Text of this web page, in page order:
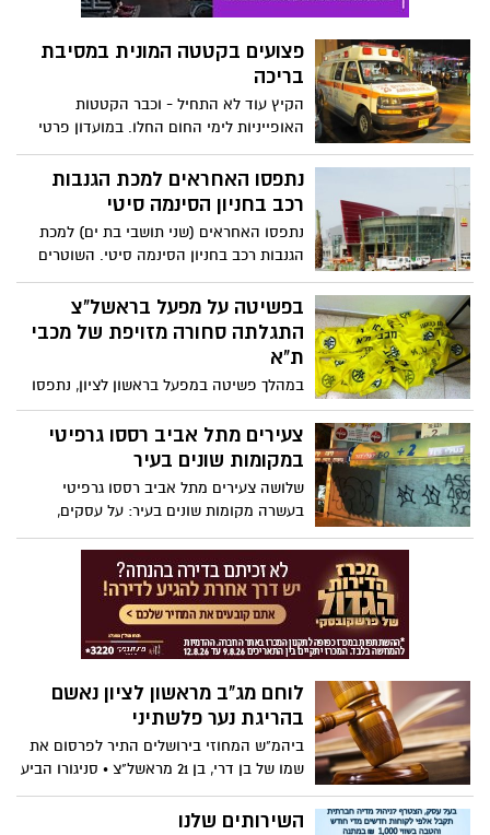
פצועים בקטטה המונית במסיבת
בריכה
הקיץ עוד לא התחיל - וכבר הקטטות
האופייניות לימי החום החלו. במועדון פרטי
בראשון לציון מסיבת בריכה הידרדרה לקטטה
אלימה והמונית, בה המאבטחים לא הצליחו
להתגבר על הנצים.
נתפסו האחראים למכת הגנבות
רכב בחניון הסינמה סיטי
נתפסו האחראים (שני תושבי בת ים) למכת
הגנבות רכב בחניון הסינמה סיטי. השוטרים
טמנו לשניים מארב ותפסו אותם בשעת
מעשה.
בפשיטה על מפעל בראשל"צ
התגלתה סחורה מזויפת של מכבי
ת"א
במהלך פשיטה במפעל בראשון לציון, נתפסו
והוחרמו מאות חולצות וצעיפים בשווי עשרות
אלפי שקלים וכן גלופות שנועדו לייצור.
המשטרה עיכבה לחקירה שלושה מבעלי
צעירים מתל אביב רססו גרפיטי
במקומות שונים בעיר
שלושה צעירים מתל אביב רססו גרפיטי
בעשרה מקומות שונים בעיר: על עסקים,
משאיות, בניינים פרטיים ועוד * מצלמות היכל
התרבות תעדו נער ונערה מרססים גרפיטי על
קירות הבניין * אחרי שהנער קיבל דו"ח, אביו
החליט שלא די בכך והגיע עם בנו בשעת לילה
לנקות את הגרפיטי
לוחם מג"ב מראשון לציון נאשם
בהריגת נער פלשתיני
ביהמ"ש המחוזי בירושלים התיר לפרסום את
שמו של בן דרי, בן 21 מראשל"צ • סניגורו הביע
חשש ממעשי נקמה: "פעל בשירות המדינה"
השירותים שלנו